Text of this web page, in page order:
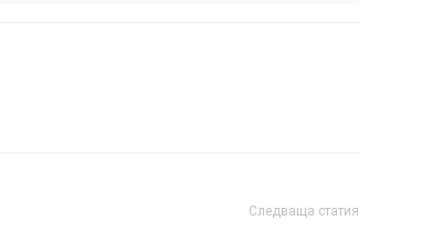
Следваща статия